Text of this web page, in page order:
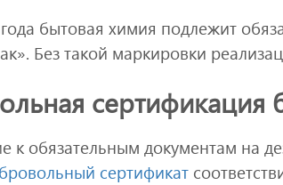
бытовая химия подлежит
Без такой маркировки
сертификация
к обязательным документам на
сертификат